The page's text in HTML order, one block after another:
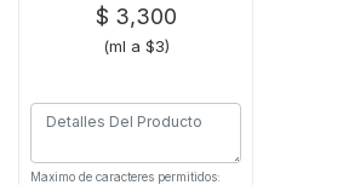
$ 3,300
(ml a $3)
Maximo de caracteres permitidos: